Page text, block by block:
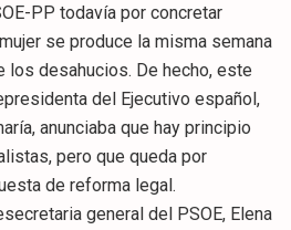
PP todavía por concretar
se produce la misma semana
los desahucios. De hecho, este
del Ejecutivo español,
anunciaba que hay principio
pero que queda por
de reforma legal.
general del PSOE, Elena